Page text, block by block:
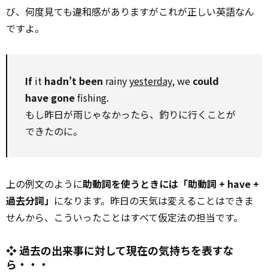
び、何度見ても違和感がありますがこれが正しい英語なん
ですよ。
If it hadn’t been rainyyesterday, we could
have gonefishing.
もし昨日が雨じゃなかったら、釣りに行くことが
できたのに。
上の例文のように助動詞を使うときには「助動詞 + have +
過去分詞」 になります。昨日の天気は変えることはできま
せんから、こういったことはすべて仮定法の担当です。
❖ 過去の出来事に対して現在の気持ちを表すな
ら・・・